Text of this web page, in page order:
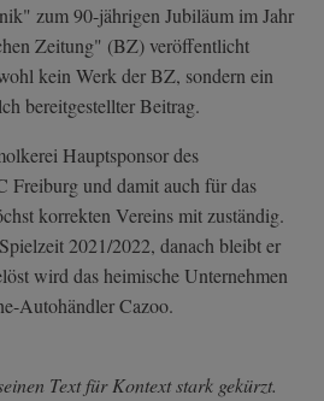
zum 90-jährigen Jubiläum im Jahr
Zeitung" (BZ) veröffentlicht
kein Werk der BZ, sondern ein
bereitgestellter Beitrag.
Hauptsponsor des
Freiburg und damit auch für das
korrekten Vereins mit zuständig.
2021/2022, danach bleibt er
wird das heimische Unternehmen
Autohändler Cazoo.
Text für Kontext stark gekürzt.